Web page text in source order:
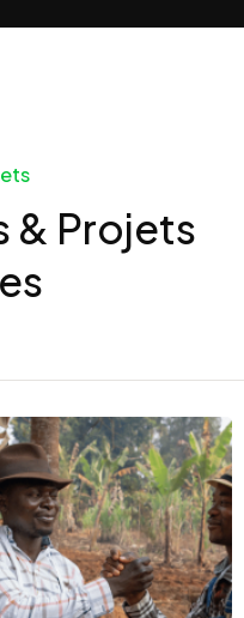
& Projets